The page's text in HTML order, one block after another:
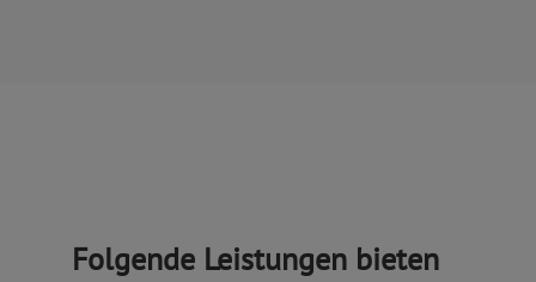
Folgende Leistungen bieten